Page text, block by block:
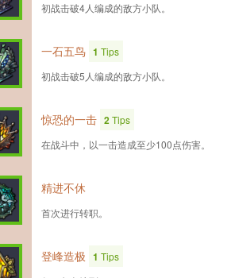
初战击破4人编成的敌方小队。
一石五鸟 1 Tips
初战击破5人编成的敌方小队。
惊恐的一击 2Tips
在战斗中，以一击造成至少100点伤害。
精进不休
首次进行转职。
登峰造极 1 Tips